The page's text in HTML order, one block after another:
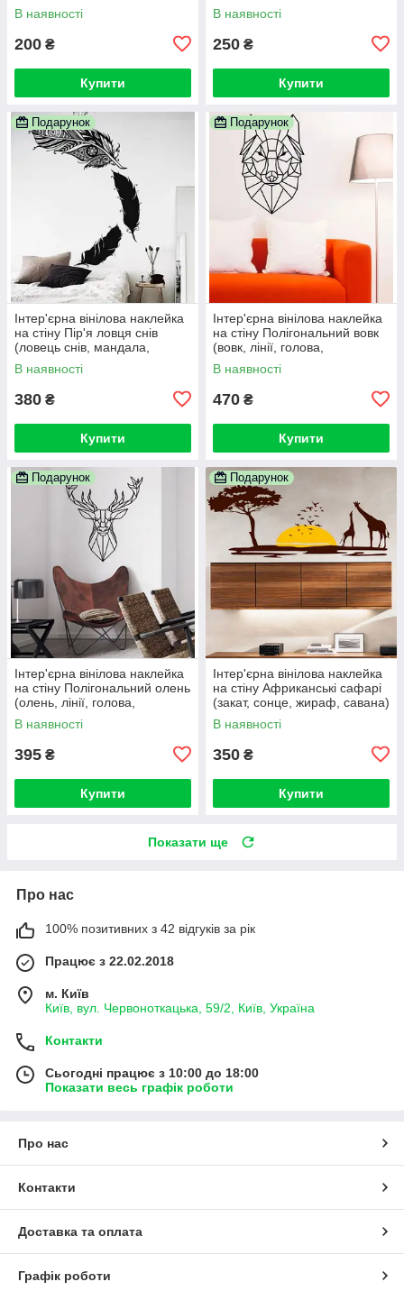
В наявності
200 ₴
Купити
В наявності
250 ₴
Купити
Подарунок
Інтер'єрна вінілова наклейка
на стіну Пір'я ловця снів
(ловець снів, мандала,
Менді, самоклейка)
В наявності
380 ₴
Купити
Подарунок
Інтер'єрна вінілова наклейка
на стіну Полігональний вовк
(вовк, лінії, голова,
самоклейка)
В наявності
470 ₴
Купити
Подарунок
Інтер'єрна вінілова наклейка
на стіну Полігональний олень
(олень, лінії, голова,
самоклейка)
В наявності
395 ₴
Купити
Подарунок
Інтер'єрна вінілова наклейка
на стіну Африканські сафарі
(закат, сонце, жираф, савана)
В наявності
350 ₴
Купити
Показати ще
Про нас
100% позитивних з 42 відгуків за рік
Працює з 22.02.2018
м. Київ
Київ, вул. Червоноткацька, 59/2, Київ, Україна
Контакти
Сьогодні працює з 10:00 до 18:00
Показати весь графік роботи
Про нас
Контакти
Доставка та оплата
Графік роботи